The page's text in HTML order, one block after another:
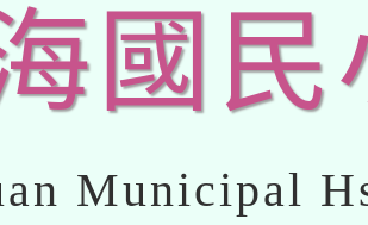
國民
Municipal